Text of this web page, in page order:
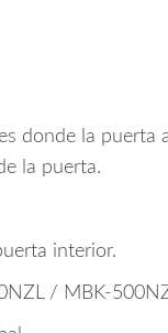
donde la
la puerta.
interior.
/ MBK-